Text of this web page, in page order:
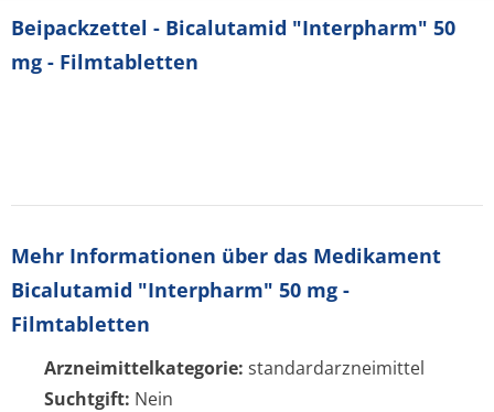
Beipackzettel - Bicalutamid "Interpharm" 50
mg - Filmtabletten
Mehr Informationen über das Medikament
Bicalutamid "Interpharm" 50 mg -
Filmtabletten
Arzneimittelkategorie: standardarzneimittel
Suchtgift: Nein